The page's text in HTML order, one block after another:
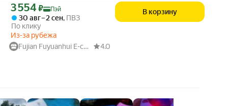
Цена с картой Яндекс Пэй 3554 ₽ вместо
3 554 ₽ Пэй
30 авг – 2 сен, ПВЗ
По клику
Из-за рубежа
Fujian Fuyuanhui E-commerce
4.0
В корзину